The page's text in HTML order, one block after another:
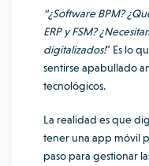
“¿Software BPM?
ERP y FSM?
digitalizados!” Es lo
sentirse apabullado
tecnológicos.
La realidad es que
tener una app móvil
paso para gestionar